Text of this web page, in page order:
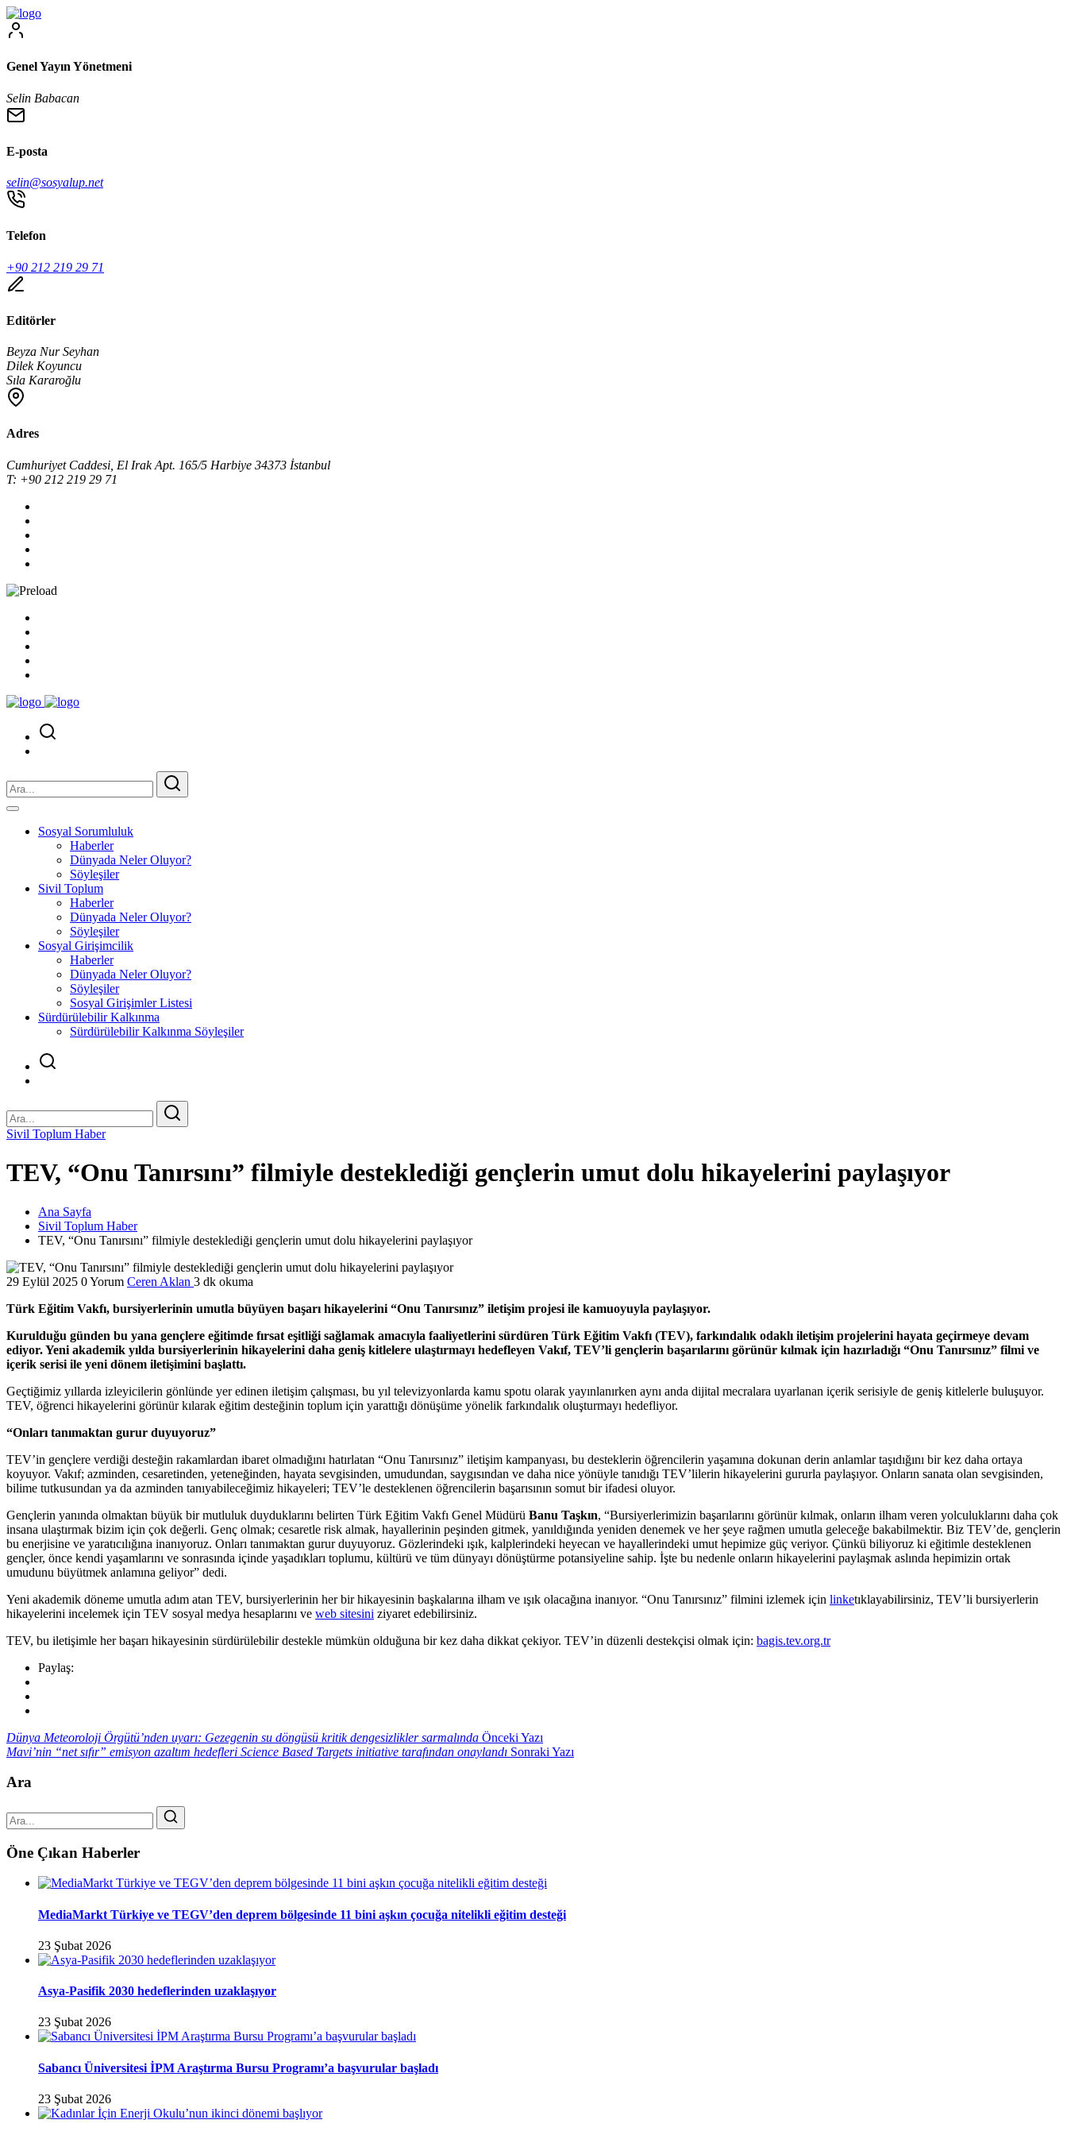
Genel Yayın Yönetmeni
Selin Babacan
E-posta
selin@sosyalup.net
Telefon
+90 212 219 29 71
Editörler
Beyza Nur Seyhan
Dilek Koyuncu
Sıla Kararoğlu
Adres
Cumhuriyet Caddesi, El Irak Apt. 165/5 Harbiye 34373 İstanbul
T: +90 212 219 29 71
Sosyal Sorumluluk
Haberler
Dünyada Neler Oluyor?
Söyleşiler
Sivil Toplum
Haberler
Dünyada Neler Oluyor?
Söyleşiler
Sosyal Girişimcilik
Haberler
Dünyada Neler Oluyor?
Söyleşiler
Sosyal Girişimler Listesi
Sürdürülebilir Kalkınma
Sürdürülebilir Kalkınma Söyleşiler
Sivil Toplum Haber
TEV, “Onu Tanırsını” filmiyle desteklediği gençlerin umut dolu hikayelerini paylaşıyor
Ana Sayfa
Sivil Toplum Haber
TEV, “Onu Tanırsını” filmiyle desteklediği gençlerin umut dolu hikayelerini paylaşıyor
29 Eylül 2025 0 Yorum Ceren Aklan 3 dk okuma
Türk Eğitim Vakfı, bursiyerlerinin umutla büyüyen başarı hikayelerini “Onu Tanırsınız” iletişim projesi ile kamuoyuyla paylaşıyor.
Kurulduğu günden bu yana gençlere eğitimde fırsat eşitliği sağlamak amacıyla faaliyetlerini sürdüren Türk Eğitim Vakfı (TEV), farkındalık odaklı iletişim projelerini hayata geçirmeye devam
ediyor. Yeni akademik yılda bursiyerlerinin hikayelerini daha geniş kitlelere ulaştırmayı hedefleyen Vakıf, TEV’li gençlerin başarılarını görünür kılmak için hazırladığı “Onu Tanırsınız” filmi ve
içerik serisi ile yeni dönem iletişimini başlattı.
Geçtiğimiz yıllarda izleyicilerin gönlünde yer edinen iletişim çalışması, bu yıl televizyonlarda kamu spotu olarak yayınlanırken aynı anda dijital mecralara uyarlanan içerik serisiyle de geniş kitlelerle buluşuyor.
TEV, öğrenci hikayelerini görünür kılarak eğitim desteğinin toplum için yarattığı dönüşüme yönelik farkındalık oluşturmayı hedefliyor.
“Onları tanımaktan gurur duyuyoruz”
TEV’in gençlere verdiği desteğin rakamlardan ibaret olmadığını hatırlatan “Onu Tanırsınız” iletişim kampanyası, bu desteklerin öğrencilerin yaşamına dokunan derin anlamlar taşıdığını bir kez daha ortaya
koyuyor. Vakıf; azminden, cesaretinden, yeteneğinden, hayata sevgisinden, umudundan, saygısından ve daha nice yönüyle tanıdığı TEV’lilerin hikayelerini gururla paylaşıyor. Onların sanata olan sevgisinden,
bilime tutkusundan ya da azminden tanıyabileceğimiz hikayeleri; TEV’le desteklenen öğrencilerin başarısının somut bir ifadesi oluyor.
Gençlerin yanında olmaktan büyük bir mutluluk duyduklarını belirten Türk Eğitim Vakfı Genel Müdürü Banu Taşkın, “Bursiyerlerimizin başarılarını görünür kılmak, onların ilham veren yolculuklarını daha çok
insana ulaştırmak bizim için çok değerli. Genç olmak; cesaretle risk almak, hayallerinin peşinden gitmek, yanıldığında yeniden denemek ve her şeye rağmen umutla geleceğe bakabilmektir. Biz TEV’de, gençlerin
bu enerjisine ve yaratıcılığına inanıyoruz. Onları tanımaktan gurur duyuyoruz. Gözlerindeki ışık, kalplerindeki heyecan ve hayallerindeki umut hepimize güç veriyor. Çünkü biliyoruz ki eğitimle desteklenen
gençler, önce kendi yaşamlarını ve sonrasında içinde yaşadıkları toplumu, kültürü ve tüm dünyayı dönüştürme potansiyeline sahip. İşte bu nedenle onların hikayelerini paylaşmak aslında hepimizin ortak
umudunu büyütmek anlamına geliyor” dedi.
Yeni akademik döneme umutla adım atan TEV, bursiyerlerinin her bir hikayesinin başkalarına ilham ve ışık olacağına inanıyor. “Onu Tanırsınız” filmini izlemek için linketıklayabilirsiniz, TEV’li bursiyerlerin
hikayelerini incelemek için TEV sosyal medya hesaplarını ve web sitesini ziyaret edebilirsiniz.
TEV, bu iletişimle her başarı hikayesinin sürdürülebilir destekle mümkün olduğuna bir kez daha dikkat çekiyor. TEV’in düzenli destekçisi olmak için: bagis.tev.org.tr
Paylaş:
Dünya Meteoroloji Örgütü’nden uyarı: Gezegenin su döngüsü kritik dengesizlikler sarmalında Önceki Yazı
Mavi’nin “net sıfır” emisyon azaltım hedefleri Science Based Targets initiative tarafından onaylandı Sonraki Yazı
Ara
Öne Çıkan Haberler
MediaMarkt Türkiye ve TEGV’den deprem bölgesinde 11 bini aşkın çocuğa nitelikli eğitim desteği
23 Şubat 2026
Asya-Pasifik 2030 hedeflerinden uzaklaşıyor
23 Şubat 2026
Sabancı Üniversitesi İPM Araştırma Bursu Programı’a başvurular başladı
23 Şubat 2026